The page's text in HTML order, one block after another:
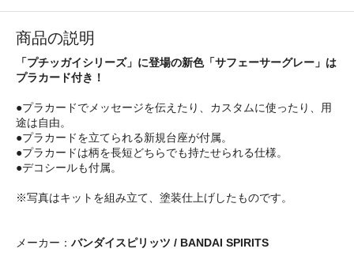
商品の説明
「プチッガイシリーズ」に登場の新色「サフェーサーグレー」は
プラカード付き！
●プラカードでメッセージを伝えたり、カスタムに使ったり、用
途は自由。
●プラカードを立てられる新規台座が付属。
●プラカードは柄を長短どちらでも持たせられる仕様。
●デコシールも付属。
※写真はキットを組み立て、塗装仕上げしたものです。
メーカー： バンダイスピリッツ / BANDAI SPIRITS